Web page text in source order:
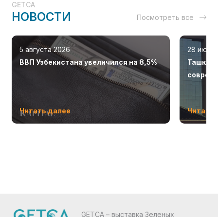
GETCA
НОВОСТИ Посмотреть все
5 августа 2026
ВВП Узбекистана увеличился на 8,5%
Читать далее
28 июля
Читать
GETCA – выставка Зеленых